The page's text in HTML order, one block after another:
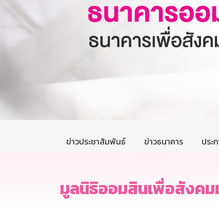
ข่าวประชาสัมพันธ์ ข่าวธนาคาร ประ
มูลนิธิออมสินเพื่อสังค